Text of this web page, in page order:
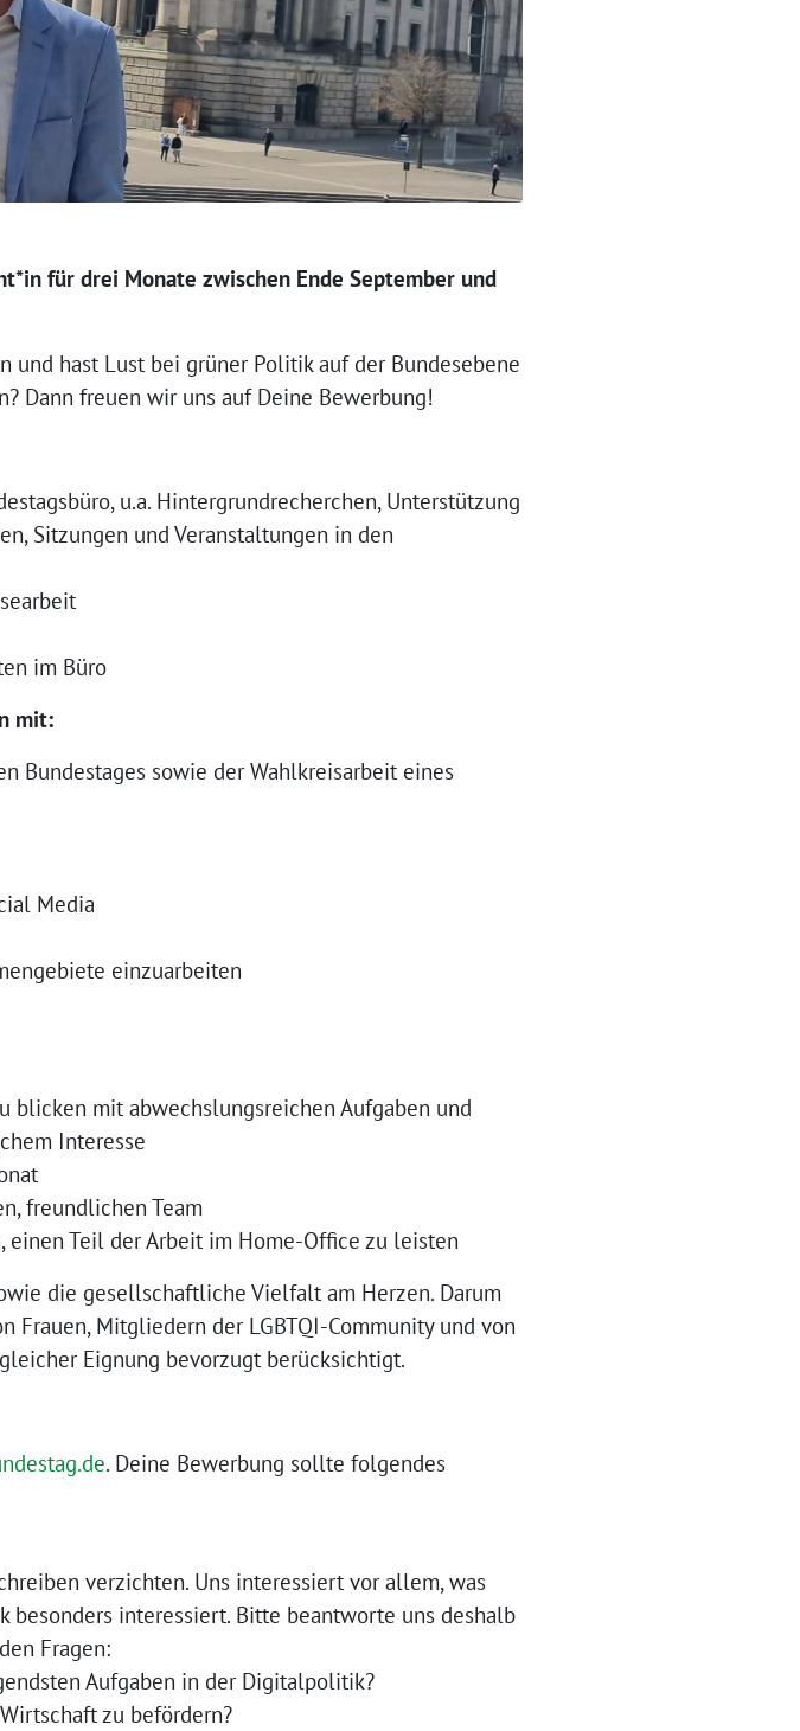
für drei Monate zwischen Ende September und
hast Lust bei grüner Politik auf der Bundesebene
Dann freuen wir uns auf Deine Bewerbung!
u.a. Hintergrundrecherchen, Unterstützung
Sitzungen und Veranstaltungen in den
im Büro
mit:
Bundestages sowie der Wahlkreisarbeit eines
Media
einzuarbeiten
blicken mit abwechslungsreichen Aufgaben und
Interesse
freundlichen Team
Teil der Arbeit im Home-Office zu leisten
die gesellschaftliche Vielfalt am Herzen. Darum
Mitgliedern der LGBTQI-Community und von
Eignung bevorzugt berücksichtigt.
. Deine Bewerbung sollte folgendes
verzichten. Uns interessiert vor allem, was
interessiert. Bitte beantworte uns deshalb
Fragen:
Aufgaben in der Digitalpolitik?
zu befördern?